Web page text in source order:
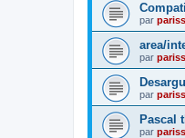
par
area/
par
par
Pascal
par